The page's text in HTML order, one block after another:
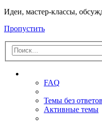
Идеи, мастер-классы,
Пропустить
FAQ
Темы без ответов
Активные темы